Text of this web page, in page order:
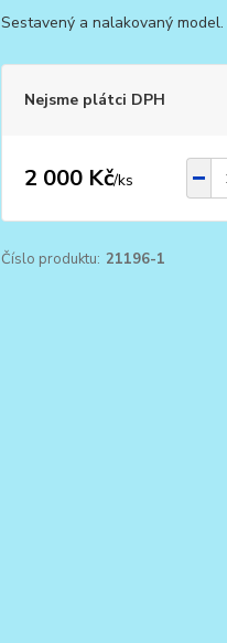
Sestavený a nalakovaný model.
Nejsme plátci DPH
2 000 Kč/ks
Číslo produktu: 21196-1